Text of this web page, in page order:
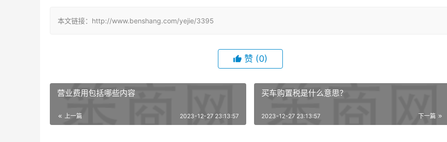
本文链接：http://www.benshang.com/yejie/3395
赞 (0)
营业费用包括哪些内容
上一篇 2023-12-27 23:13:57
买车购置税是什么意思？
下一篇
2023-12-27 23:13:57